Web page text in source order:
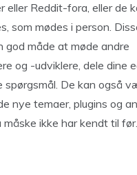
eller Reddit-fora, eller de
som mødes i person.
god måde at møde andre
og -udviklere, dele dine
spørgsmål. De kan også
nye temaer, plugins og
ikke har kendt til før.